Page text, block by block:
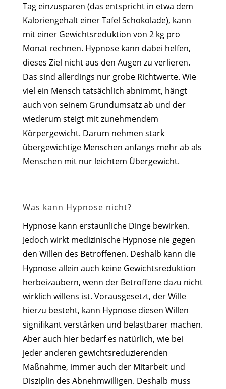
Tag einzusparen (das entspricht in etwa dem
Kaloriengehalt einer Tafel Schokolade), kann
mit einer Gewichtsreduktion von 2 kg pro
Monat rechnen. Hypnose kann dabei helfen,
dieses Ziel nicht aus den Augen zu verlieren.
Das sind allerdings nur grobe Richtwerte. Wie
viel ein Mensch tatsächlich abnimmt, hängt
auch von seinem Grundumsatz ab und der
wiederum steigt mit zunehmendem
Körpergewicht. Darum nehmen stark
übergewichtige Menschen anfangs mehr ab als
Menschen mit nur leichtem Übergewicht.
Was kann Hypnose nicht?
Hypnose kann erstaunliche Dinge bewirken.
Jedoch wirkt medizinische Hypnose nie gegen
den Willen des Betroffenen. Deshalb kann die
Hypnose allein auch keine Gewichtsreduktion
herbeizaubern, wenn der Betroffene dazu nicht
wirklich willens ist. Vorausgesetzt, der Wille
hierzu besteht, kann Hypnose diesen Willen
signifikant verstärken und belastbarer machen.
Aber auch hier bedarf es natürlich, wie bei
jeder anderen gewichtsreduzierenden
Maßnahme, immer auch der Mitarbeit und
Disziplin des Abnehmwilligen. Deshalb muss